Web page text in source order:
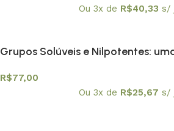
Ou 3x de R$40,33 s/
Grupos Solúveis e Nilpotentes:
R$77,00
Ou 3x de R$25,67 s/